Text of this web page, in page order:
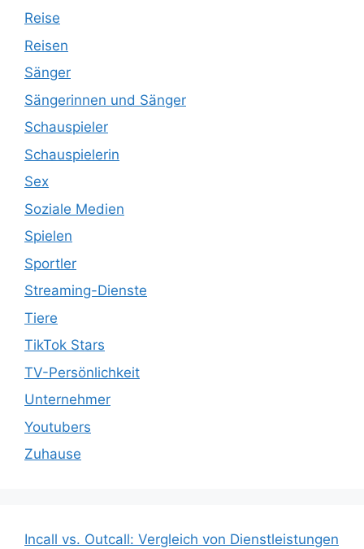
Reise
Reisen
Sänger
Sängerinnen und Sänger
Schauspieler
Schauspielerin
Sex
Soziale Medien
Spielen
Sportler
Streaming-Dienste
Tiere
TikTok Stars
TV-Persönlichkeit
Unternehmer
Youtubers
Zuhause
Incall vs. Outcall: Vergleich von Dienstleistungen